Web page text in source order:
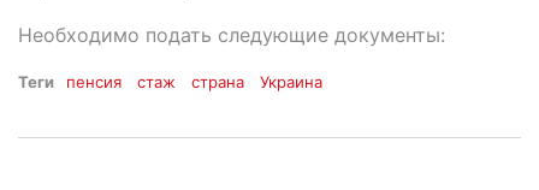
Необходимо подать следующие документы:
Теги пенсия стаж страна Украина